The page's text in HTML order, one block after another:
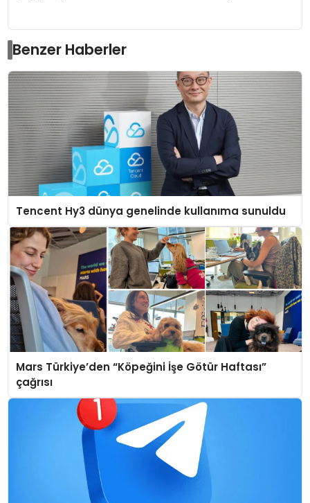
Benzer Haberler
Tencent Hy3 dünya genelinde kullanıma sunuldu
Mars Türkiye’den “Köpeğini İşe Götür Haftası”
çağrısı